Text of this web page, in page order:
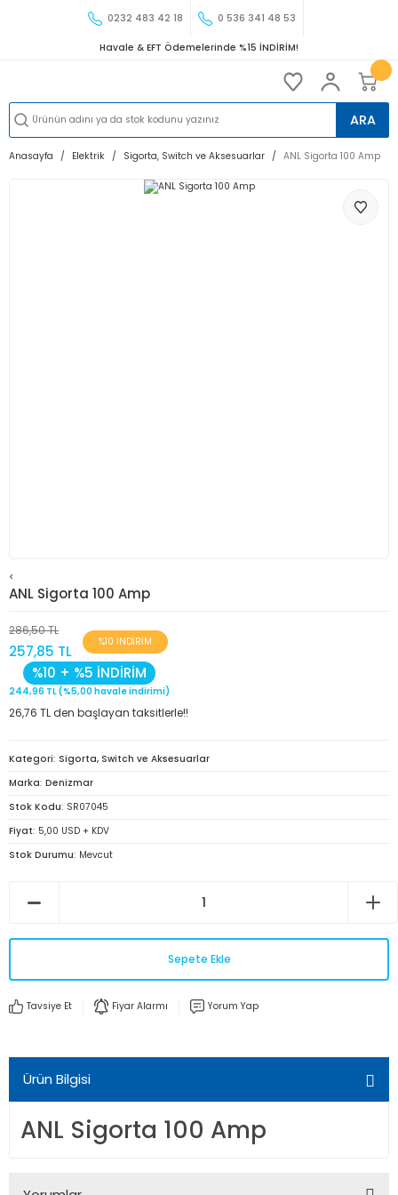
0232 483 42 18 0 536 341 48 53
Havale & EFT Ödemelerinde %15 İNDİRİM!
ARA
Anasayfa Elektrik Sigorta, Switch ve Aksesuarlar ANL Sigorta 100 Amp
<
ANL Sigorta 100 Amp
286,50 TL
257,85 TL
%10 İNDİRİM
%10 + %5 İNDİRİM
244,96 TL (%5,00 havale indirimi)
26,76 TL den başlayan taksitlerle!!
Kategori Sigorta, Switch ve Aksesuarlar
Marka Denizmar
Stok Kodu SR07045
Fiyat 5,00 USD + KDV
Stok Durumu Mevcut
Sepete Ekle
Tavsiye Et Fiyar Alarmı Yorum Yap
Ürün Bilgisi
ANL Sigorta 100 Amp